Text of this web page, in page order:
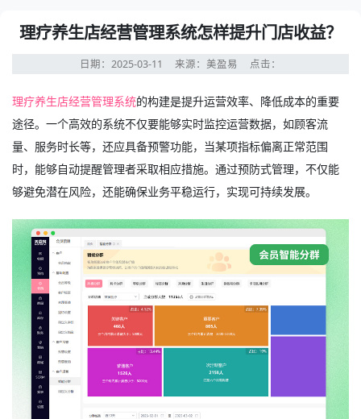
理疗养生店经营管理系统怎样提升门店收益？
日期：2025-03-11 来源：美盈易 点击：
理疗养生店经营管理系统的构建是提升运营效率、降低成本的重要
途径。一个高效的系统不仅要能够实时监控运营数据，如顾客流
量、服务时长等，还应具备预警功能，当某项指标偏离正常范围
时，能够自动提醒管理者采取相应措施。通过预防式管理，不仅能
够避免潜在风险，还能确保业务平稳运行，实现可持续发展。